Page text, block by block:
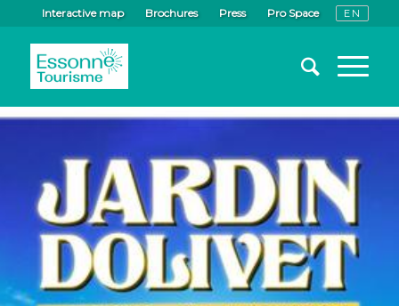
Interactive map Brochures Press Pro Space